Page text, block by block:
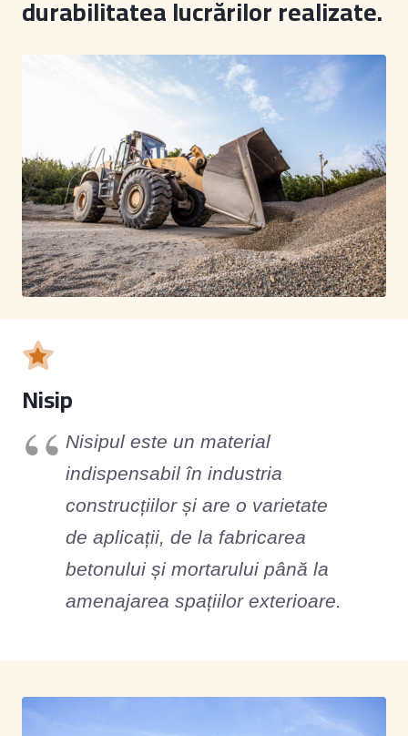
durabilitatea lucrărilor realizate.
Nisip
Nisipul este un material
indispensabil în industria
construcțiilor și are o varietate
de aplicații, de la fabricarea
betonului și mortarului până la
amenajarea spațiilor exterioare.